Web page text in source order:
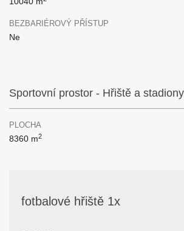
BEZBARIÉROVÝ PŘÍSTUP
Ne
Sportovní prostor - Hřiště a
PLOCHA
8360 m2
fotbalové hřiště 1x